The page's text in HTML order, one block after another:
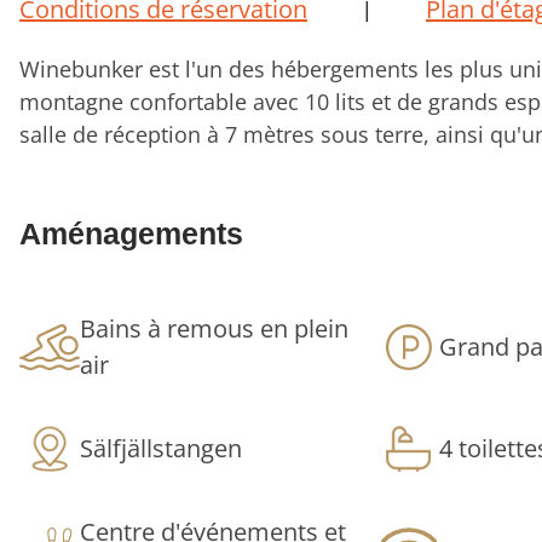
Conditions de réservation | Plan
Winebunker est l'un des hébergements les plus
montagne confortable avec 10 lits et de grands
salle de réception à 7 mètres sous terre, ainsi
les montagnes.
Un chalet chaleureux et accueillant où le style
Conception et équipements
Grand salon avec cheminée
Aménagements
Bains à remous en plein
air
Grand
Sälfjällstangen 4
Centre d'événements et